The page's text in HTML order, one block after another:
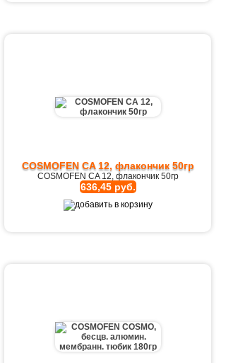
COSMOFEN CA 12, флакончик 50гр
COSMOFEN CA 12, флакончик 50гр
636,45 руб.